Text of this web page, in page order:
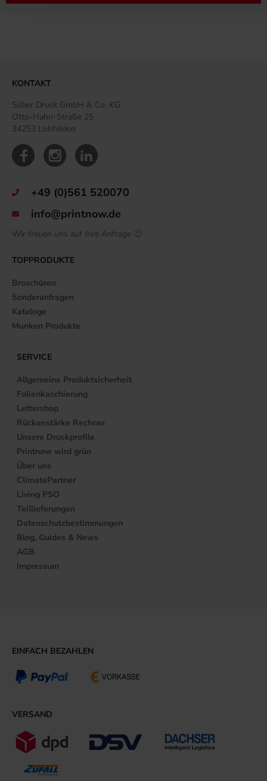
KONTAKT
Silber Druck GmbH & Co. KG
Otto-Hahn-Straße 25
34253 Lohfelden
+49 (0)561 520070
info@printnow.de
Wir freuen uns auf Ihre Anfrage 🙂
TOPPRODUKTE
Broschüren
Sonderanfragen
Kataloge
Munken Produkte
SERVICE
Allgemeine Produktsicherheit
Folienkaschierung
Lettershop
Rückenstärke Rechner
Unsere Druckprofile
Printnow wird grün
Über uns
ClimatePartner
Living PSO
Teillieferungen
Datenschutzbestimmungen
Blog, Guides & News
AGB
Impressum
EINFACH BEZAHLEN
VERSAND